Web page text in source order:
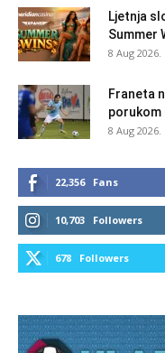
Ljetnja
Summer
8 Aug 2026.
Franeta
porukom
8 Aug 2026.
22,356 Fans
10,703 Followers
678 Followers